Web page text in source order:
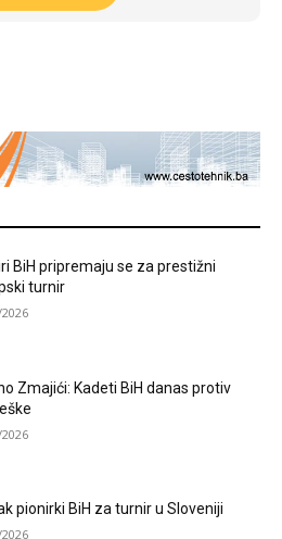
BiH pripremaju se za prestižni
turnir
Zmajići: Kadeti BiH danas protiv
pionirki BiH za turnir u Sloveniji